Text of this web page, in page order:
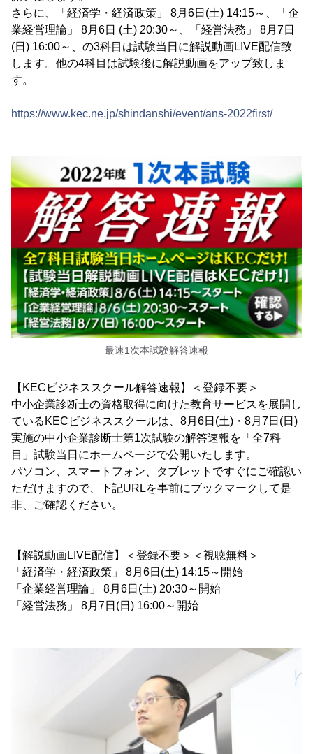
さらに、「経済学・経済政策」 8月6日(土) 14:15～、「企
業経営理論」 8月6日 (土) 20:30～、「経営法務」 8月7日
(日) 16:00～、の3科目は試験当日に解説動画LIVE配信致
します。他の4科目は試験後に解説動画をアップ致しま
す。
https://www.kec.ne.jp/shindanshi/event/ans-2022first/
最速1次本試験解答速報
【KECビジネススクール解答速報】＜登録不要＞
中小企業診断士の資格取得に向けた教育サービスを展開し
ているKECビジネススクールは、8月6日(土)・8月7日(日)
実施の中小企業診断士第1次試験の解答速報を「全7科
目」試験当日にホームページで公開いたします。
パソコン、スマートフォン、タブレットですぐにご確認い
ただけますので、下記URLを事前にブックマークして是
非、ご確認ください。
【解説動画LIVE配信】＜登録不要＞＜視聴無料＞
「経済学・経済政策」 8月6日(土) 14:15～開始
「企業経営理論」 8月6日(土) 20:30～開始
「経営法務」 8月7日(日) 16:00～開始